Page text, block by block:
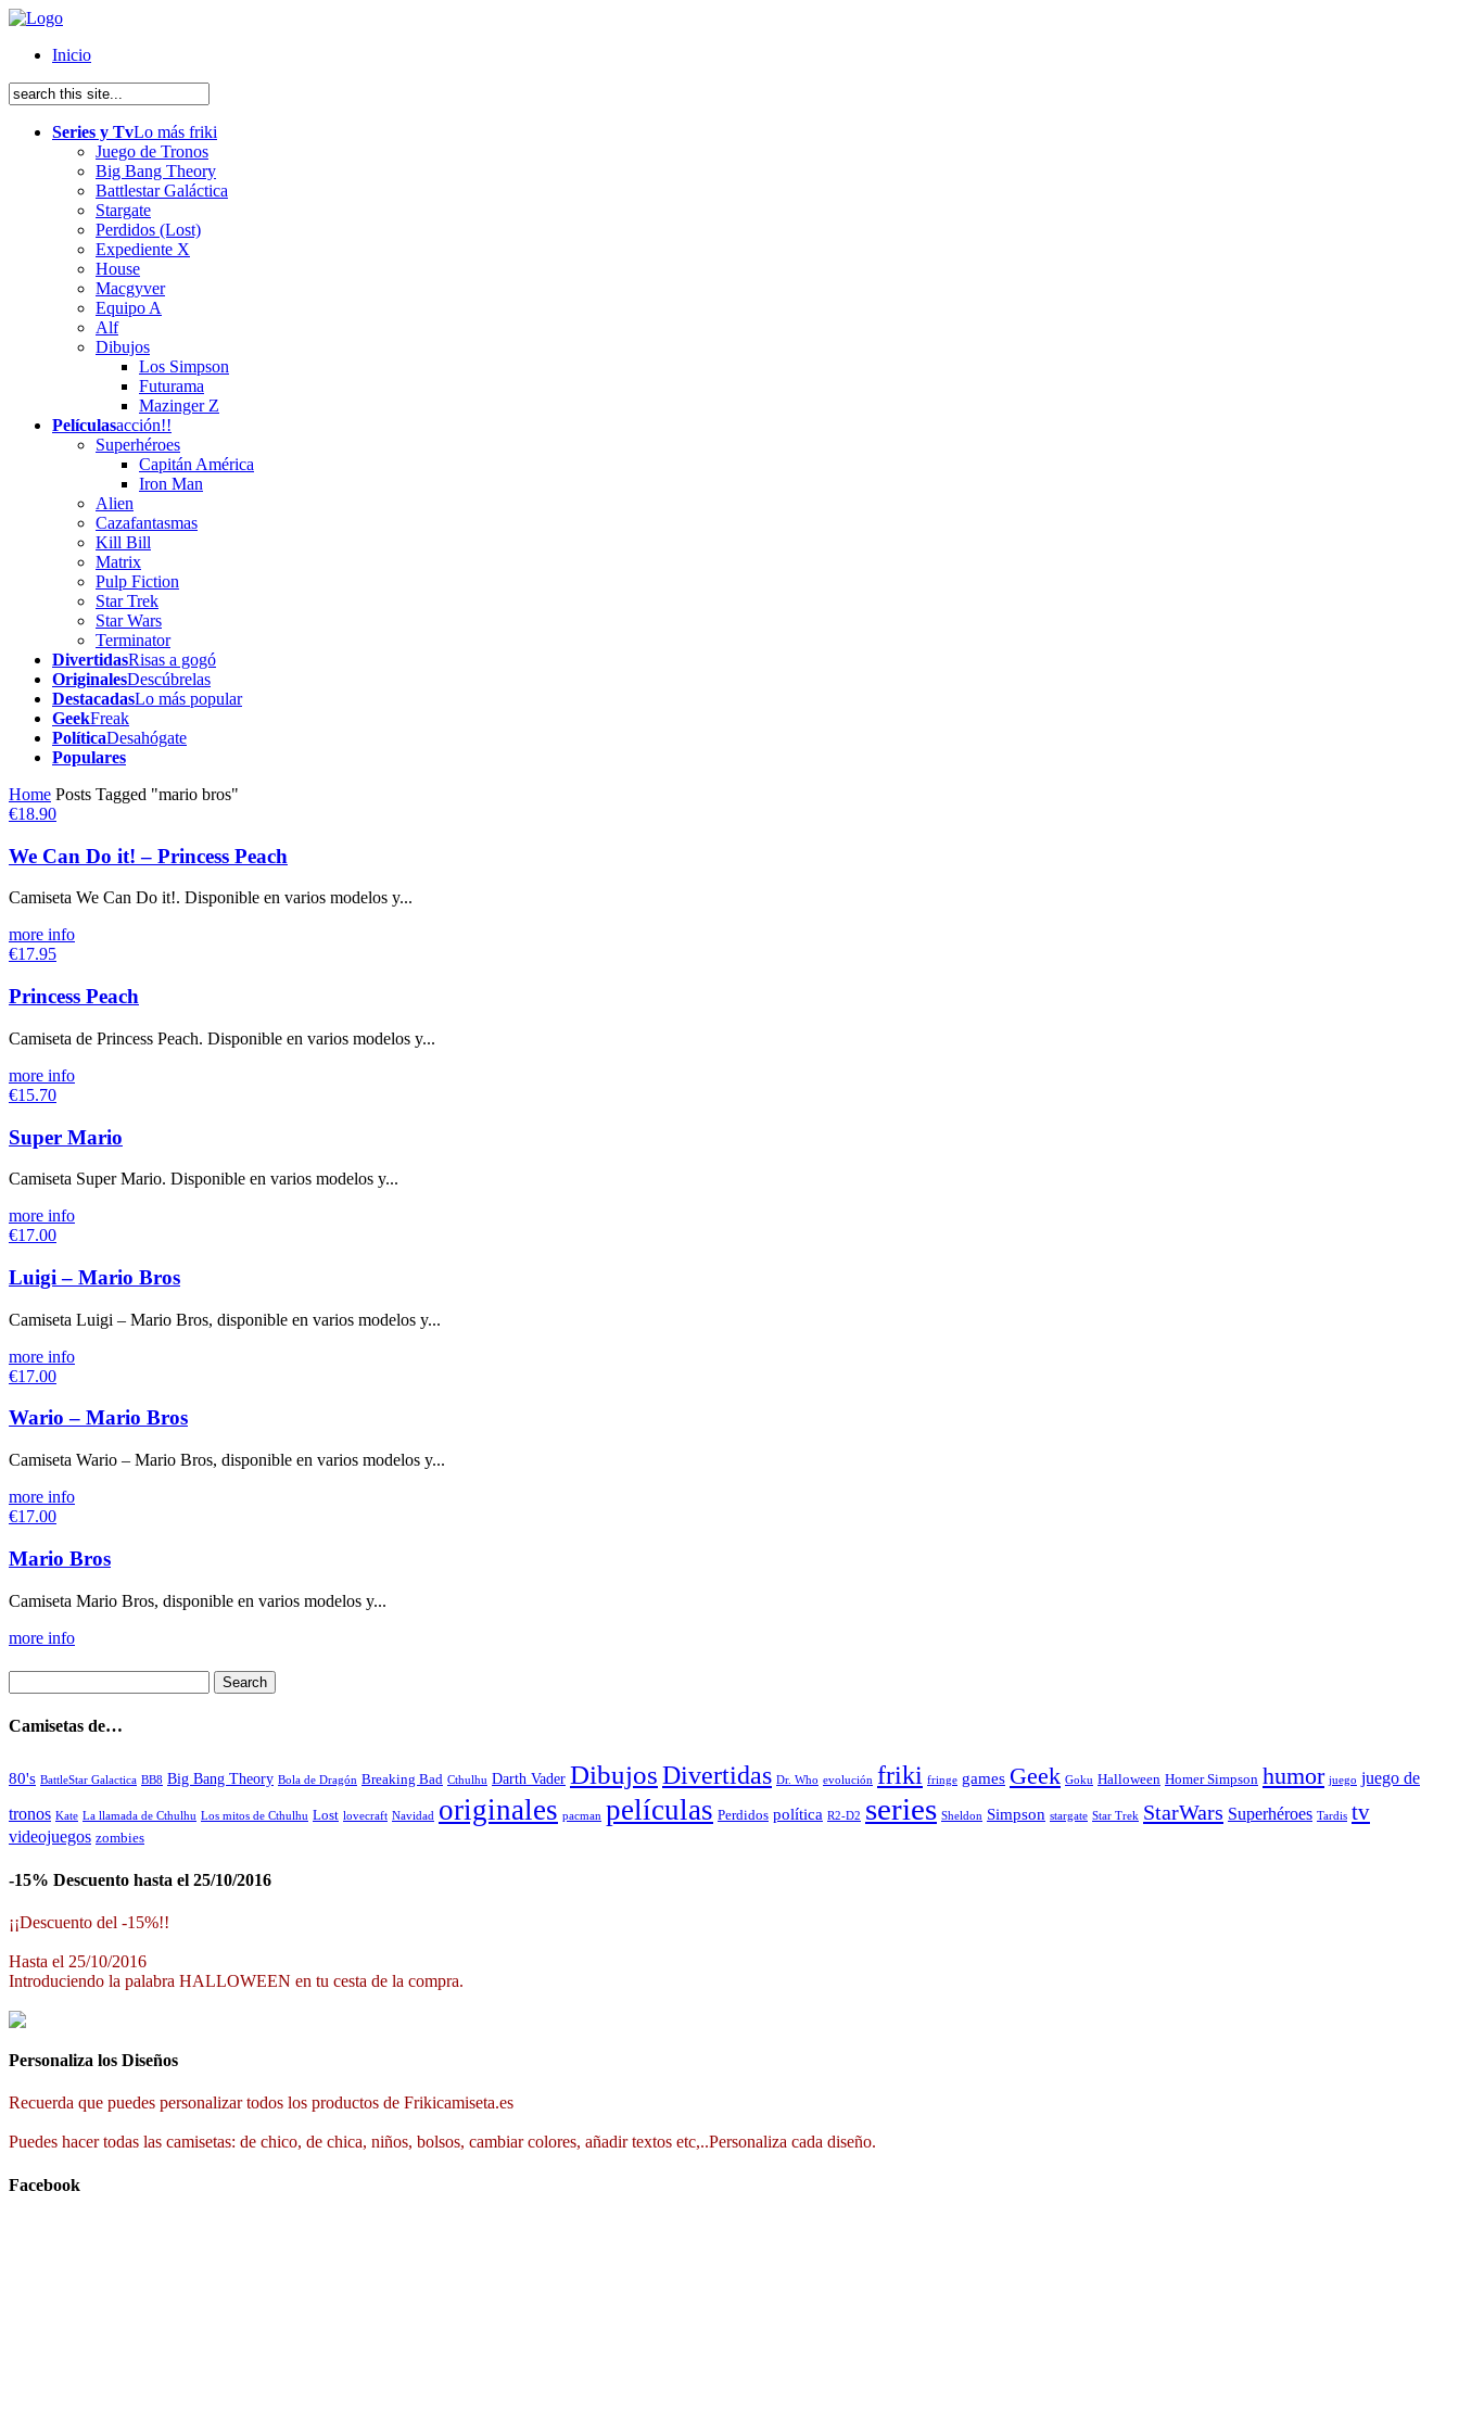
Inicio
Series y TvLo más friki
Juego de Tronos
Big Bang Theory
Battlestar Galáctica
Stargate
Perdidos (Lost)
Expediente X
House
Macgyver
Equipo A
Alf
Dibujos
Los Simpson
Futurama
Mazinger Z
Películasacción!!
Superhéroes
Capitán América
Iron Man
Alien
Cazafantasmas
Kill Bill
Matrix
Pulp Fiction
Star Trek
Star Wars
Terminator
DivertidasRisas a gogó
OriginalesDescúbrelas
DestacadasLo más popular
GeekFreak
PolíticaDesahógate
Populares
Home Posts Tagged "mario bros"
€18.90
We Can Do it! – Princess Peach
Camiseta We Can Do it!. Disponible en varios modelos y...
more info
€17.95
Princess Peach
Camiseta de Princess Peach. Disponible en varios modelos y...
more info
€15.70
Super Mario
Camiseta Super Mario. Disponible en varios modelos y...
more info
€17.00
Luigi – Mario Bros
Camiseta Luigi – Mario Bros, disponible en varios modelos y...
more info
€17.00
Wario – Mario Bros
Camiseta Wario – Mario Bros, disponible en varios modelos y...
more info
€17.00
Mario Bros
Camiseta Mario Bros, disponible en varios modelos y...
more info
Camisetas de…
80's BattleStar Galactica BB8 Big Bang Theory Bola de Dragón Breaking Bad Cthulhu Darth Vader DibujosDivertidas Dr. Who evolución friki fringe games Geek Goku Halloween Homer Simpson humor juego juego de
tronos Kate La llamada de Cthulhu Los mitos de Cthulhu Lost lovecraft Navidad originales pacman películas Perdidos política R2-D2 series Sheldon Simpson stargate Star Trek StarWars Superhéroes Tardis tv
videojuegos zombies
-15% Descuento hasta el 25/10/2016
¡¡Descuento del -15%!!
Hasta el 25/10/2016
Introduciendo la palabra HALLOWEEN en tu cesta de la compra.
Personaliza los Diseños
Recuerda que puedes personalizar todos los productos de Frikicamiseta.es
Puedes hacer todas las camisetas: de chico, de chica, niños, bolsos, cambiar colores, añadir textos etc,..Personaliza cada diseño.
Facebook